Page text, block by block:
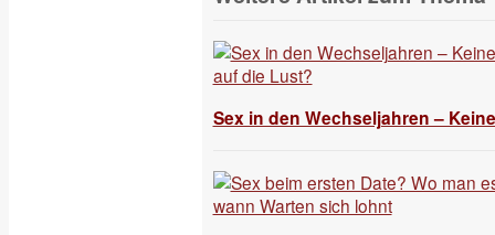
Sex in den Wechseljahren –